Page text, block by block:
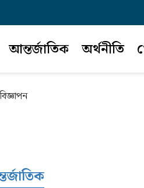
আন্তর্জাতিক অর্থনীতি
বিজ্ঞাপন